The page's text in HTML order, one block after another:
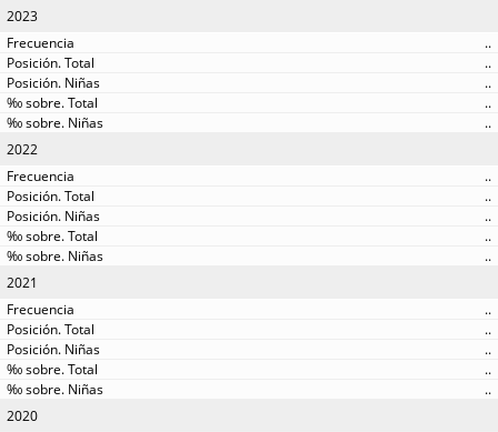
2023
..
..
..
..
..
2022
..
..
..
..
..
2021
..
..
..
..
..
2020